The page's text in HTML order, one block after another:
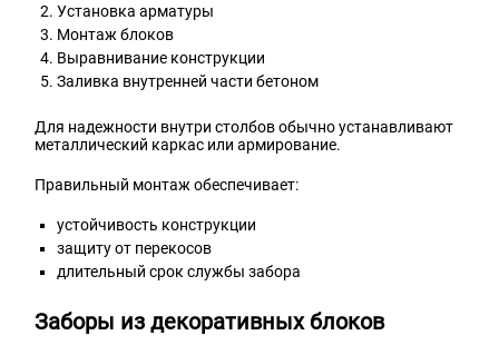
Установка арматуры
Монтаж блоков
Выравнивание конструкции
Заливка внутренней части бетоном
Для надежности внутри столбов обычно устанавливают
металлический каркас или армирование.
Правильный монтаж обеспечивает:
устойчивость конструкции
защиту от перекосов
длительный срок службы забора
Заборы из декоративных блоков